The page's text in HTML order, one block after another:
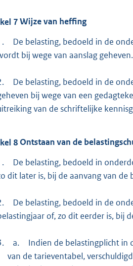
7Wijze van heffing
De belasting, bedoeld in de
bij wege van aanslag geheven.
De belasting, bedoeld in de
bij wege van een
van de schriftelijke
8Ontstaan van de
De belasting, bedoeld in
dit later is, bij de aanvang van de
De belasting, bedoeld in de
of, zo dit eerder is, bij
a.
Indien de belastingplicht in
van de tarieventabel,